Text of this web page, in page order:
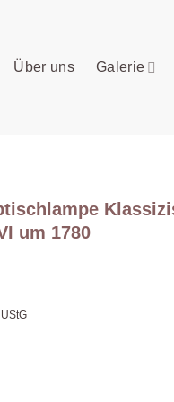
Über uns Galerie
um 1780